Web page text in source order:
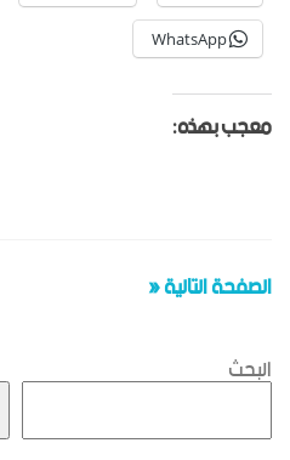
WhatsApp
معجب بهذه:
الصفحة التالية «
البحث